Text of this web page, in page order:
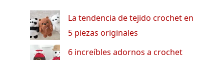
La tendencia de tejido crochet en
5 piezas originales
6 increíbles adornos a crochet